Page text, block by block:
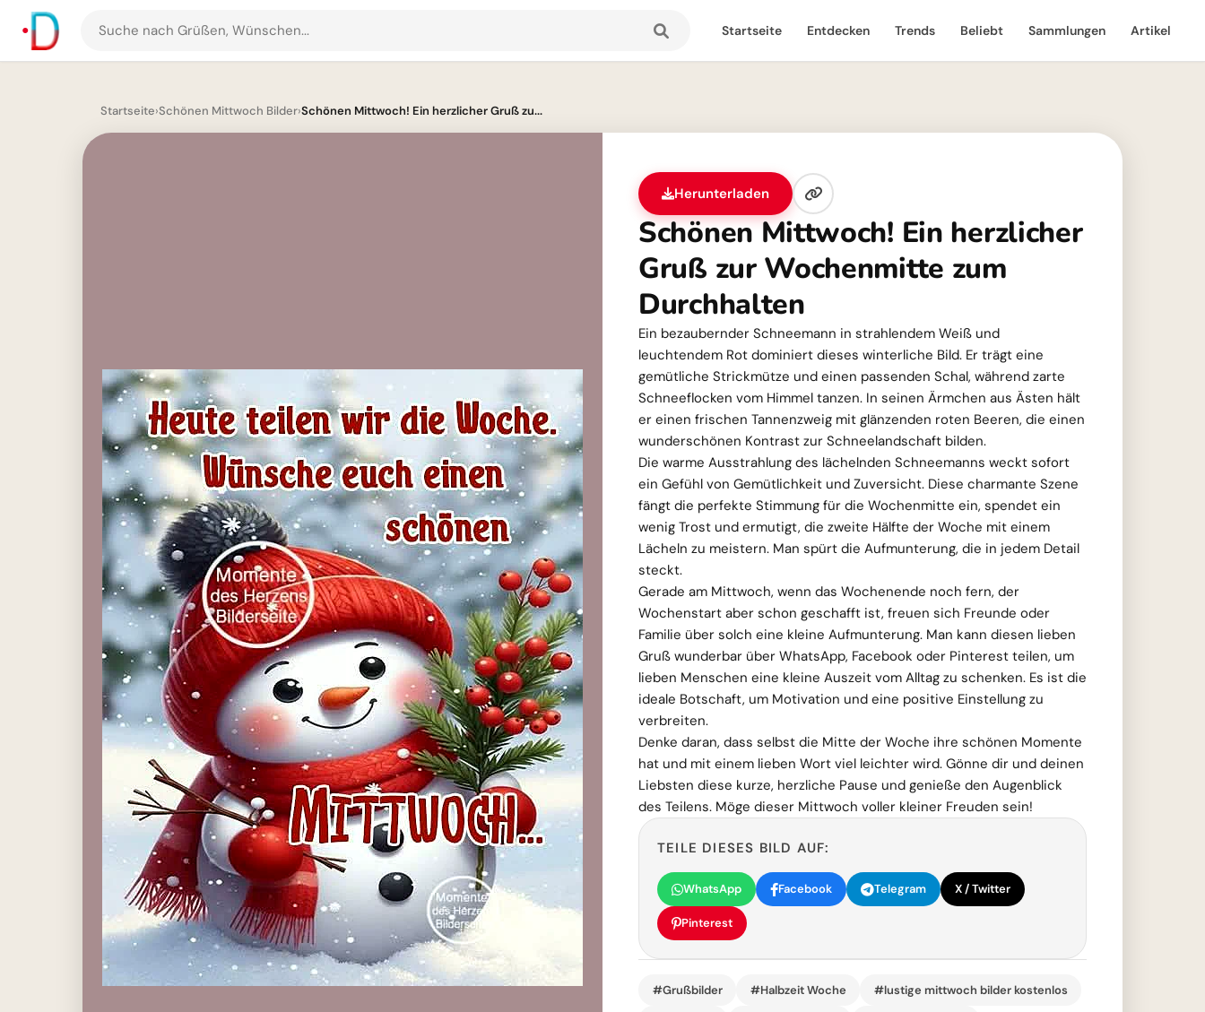
Suche
nach
und
Startseite Entdecken Trends Beliebt Sammlungen Artikel
Startseite›Schönen Mittwoch Bilder›Schönen Mittwoch! Ein herzlicher Gruß zu...
Herunterladen
Schönen Mittwoch! Ein herzlicher
Gruß zur Wochenmitte zum
Durchhalten
Ein bezaubernder Schneemann in strahlendem Weiß und
leuchtendem Rot dominiert dieses winterliche Bild. Er trägt eine
gemütliche Strickmütze und einen passenden Schal, während zarte
Schneeflocken vom Himmel tanzen. In seinen Ärmchen aus Ästen hält
er einen frischen Tannenzweig mit glänzenden roten Beeren, die einen
wunderschönen Kontrast zur Schneelandschaft bilden.
Die warme Ausstrahlung des lächelnden Schneemanns weckt sofort
ein Gefühl von Gemütlichkeit und Zuversicht. Diese charmante Szene
fängt die perfekte Stimmung für die Wochenmitte ein, spendet ein
wenig Trost und ermutigt, die zweite Hälfte der Woche mit einem
Lächeln zu meistern. Man spürt die Aufmunterung, die in jedem Detail
steckt.
Gerade am Mittwoch, wenn das Wochenende noch fern, der
Wochenstart aber schon geschafft ist, freuen sich Freunde oder
Familie über solch eine kleine Aufmunterung. Man kann diesen lieben
Gruß wunderbar über WhatsApp, Facebook oder Pinterest teilen, um
lieben Menschen eine kleine Auszeit vom Alltag zu schenken. Es ist die
ideale Botschaft, um Motivation und eine positive Einstellung zu
verbreiten.
Denke daran, dass selbst die Mitte der Woche ihre schönen Momente
hat und mit einem lieben Wort viel leichter wird. Gönne dir und deinen
Liebsten diese kurze, herzliche Pause und genieße den Augenblick
des Teilens. Möge dieser Mittwoch voller kleiner Freuden sein!
TEILE DIESES BILD AUF:
WhatsApp Facebook Telegram X / Twitter
Pinterest
#Grußbilder #Halbzeit Woche #lustige mittwoch bilder kostenlos